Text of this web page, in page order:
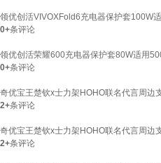
领优创活VIVOXFold6充电器保护套100W
0+条评论
领优创活荣耀600充电器保护套80W适用
0+条评论
奇优宝王楚钦x士力架HOHO联名代言周边
2+条评论
奇优宝王楚钦x士力架HOHO联名代言周边
2+条评论